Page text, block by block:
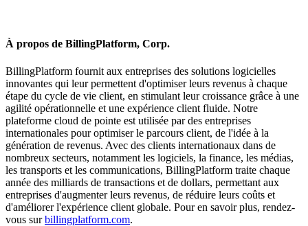
À propos de BillingPlatform, Corp.
BillingPlatform fournit aux entreprises des solutions logicielles
innovantes qui leur permettent d'optimiser leurs revenus à chaque
étape du cycle de vie client, en stimulant leur croissance grâce à une
agilité opérationnelle et une expérience client fluide. Notre
plateforme cloud de pointe est utilisée par des entreprises
internationales pour optimiser le parcours client, de l'idée à la
génération de revenus. Avec des clients internationaux dans de
nombreux secteurs, notamment les logiciels, la finance, les médias,
les transports et les communications, BillingPlatform traite chaque
année des milliards de transactions et de dollars, permettant aux
entreprises d'augmenter leurs revenus, de réduire leurs coûts et
d'améliorer l'expérience client globale. Pour en savoir plus, rendez-
vous surbillingplatform.com.